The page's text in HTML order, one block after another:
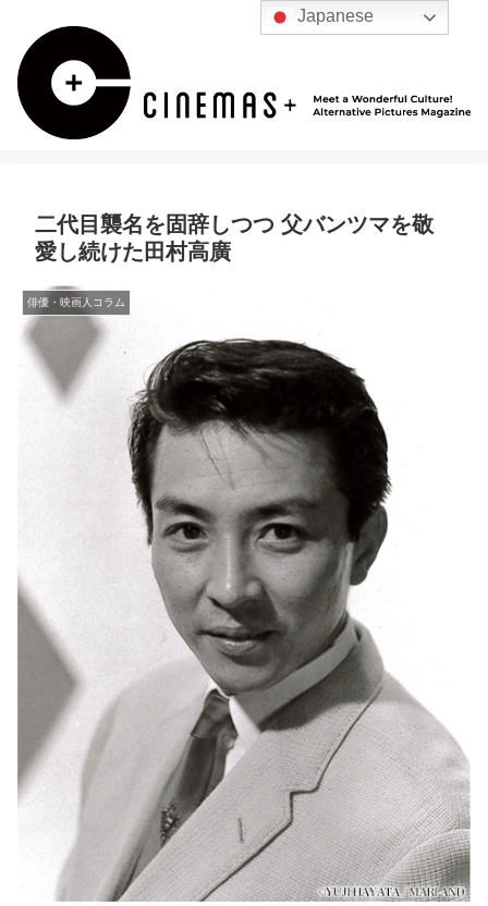
二代目襲名を固辞しつつ 父バンツマを敬
愛し続けた田村高廣
俳優・映画人コラム
Japanese